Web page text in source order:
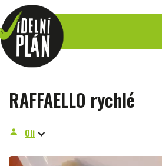
RAFFAELLO rychlé
person Oli